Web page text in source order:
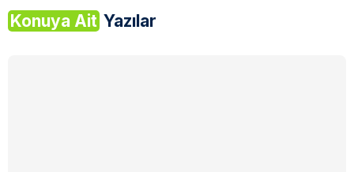
Konuya Ait Yazılar